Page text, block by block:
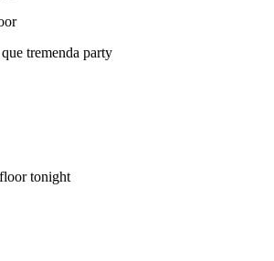
tremenda party
tonight